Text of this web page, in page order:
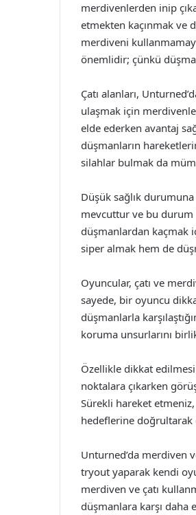
merdivenlerden inip
etmekten kaçınmak ve
merdiveni
önemlidir; çünkü
Çatı alanları,
ulaşmak için
elde ederken avantaj
düşmanların
silahlar bulmak da
Düşük sağlık
mevcuttur ve bu durum
düşmanlardan kaçmak
siper almak hem de
Oyuncular, çatı ve
sayede, bir oyuncu
düşmanlarla
koruma unsurlarını
Özellikle dikkat
noktalara çıkarken
Sürekli hareket etmeniz,
hedeflerine
Unturned’da merdiven
tryout yaparak kendi
merdiven ve çatı
düşmanlara karşı daha